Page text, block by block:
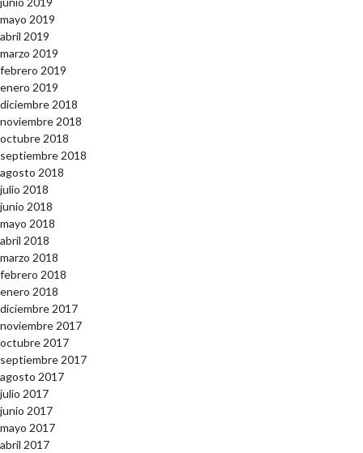
mayo 2019
abril 2019
marzo 2019
febrero 2019
enero 2019
diciembre 2018
noviembre 2018
octubre 2018
septiembre 2018
agosto 2018
julio 2018
junio 2018
mayo 2018
abril 2018
marzo 2018
febrero 2018
enero 2018
diciembre 2017
noviembre 2017
octubre 2017
septiembre 2017
agosto 2017
julio 2017
junio 2017
mayo 2017
abril 2017